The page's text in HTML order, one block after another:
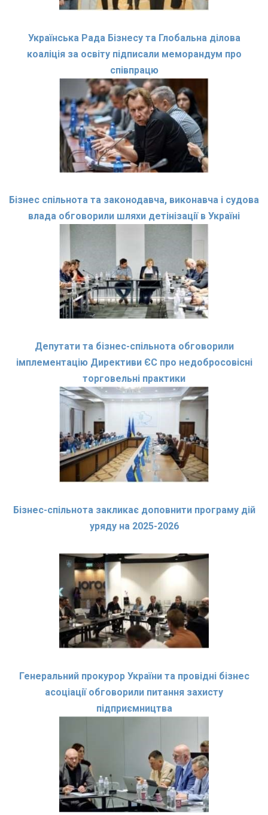
Українська Рада Бізнесу та Глобальна ділова
коаліція за освіту підписали меморандум про
співпрацю
Бізнес спільнота та законодавча, виконавча і судова
влада обговорили шляхи детінізації в Україні
Депутати та бізнес-спільнота обговорили
імплементацію Директиви ЄС про недобросовісні
торговельні практики
Бізнес-спільнота закликає доповнити програму дій
уряду на 2025-2026
Генеральний прокурор України та провідні бізнес
асоціації обговорили питання захисту
підприємництва